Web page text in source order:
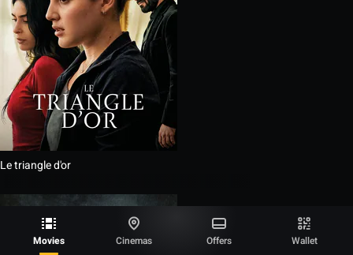
Movies Cinemas Offers Wallet
Le triangle d'or